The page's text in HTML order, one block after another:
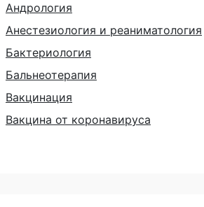
Андрология
Анестезиология и реаниматология
Бактериология
Бальнеотерапия
Вакцинация
Вакцина от коронавируса